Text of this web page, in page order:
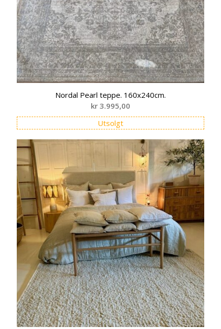
Nordal Pearl teppe. 160x240cm.
kr3.995,00
Utsolgt